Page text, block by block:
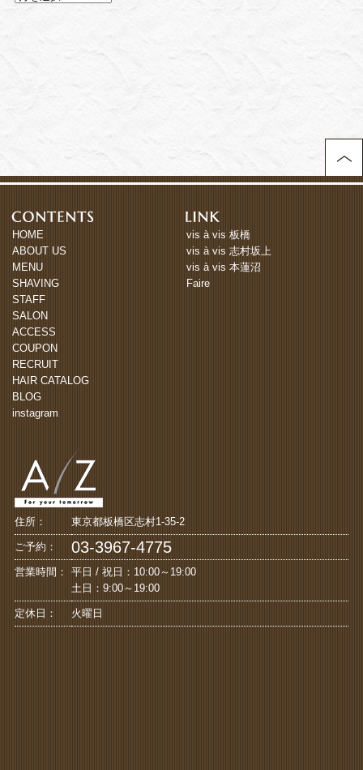
HOME
ABOUT US
MENU
SHAVING
STAFF
SALON
ACCESS
COUPON
RECRUIT
HAIR CATALOG
BLOG
instagram
vis à vis 板橋
vis à vis 志村坂上
vis à vis 本蓮沼
Faire
住所： 東京都板橋区志村1-35-2
ご予約： 03-3967-4775
営業時間：
平日 / 祝日：10:00～19:00
土日：9:00～19:00
定休日： 火曜日